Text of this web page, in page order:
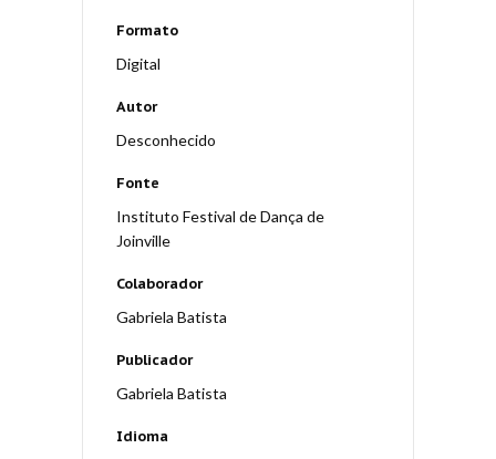
Formato
Digital
Autor
Desconhecido
Fonte
Instituto Festival de Dança de
Joinville
Colaborador
Gabriela Batista
Publicador
Gabriela Batista
Idioma